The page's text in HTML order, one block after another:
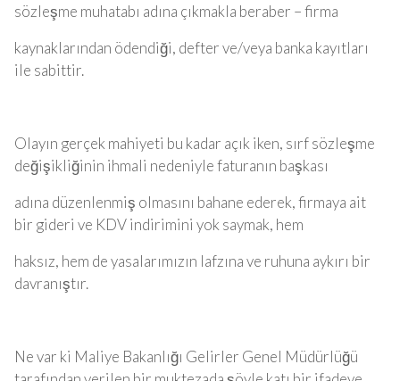
sözleşme muhatabı adına çıkmakla beraber – firma
kaynaklarından ödendiği, defter ve/veya banka kayıtları
ile sabittir.
Olayın gerçek mahiyeti bu kadar açık iken, sırf sözleşme
değişikliğinin ihmali nedeniyle faturanın başkası
adına düzenlenmiş olmasını bahane ederek, firmaya ait
bir gideri ve KDV indirimini yok saymak, hem
haksız, hem de yasalarımızın lafzına ve ruhuna aykırı bir
davranıştır.
Ne var ki Maliye Bakanlığı Gelirler Genel Müdürlüğü